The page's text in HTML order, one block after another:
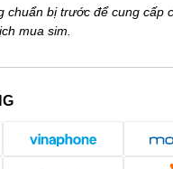
chuẩn bị trước để cung cấp
mua sim.